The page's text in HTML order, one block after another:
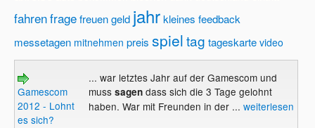
fahrenfragefreuengeld jahrkleines feedback
messetagen mitnehmen preis spieltag tageskarte video
Gamescom
2012 - Lohnt
es sich?
... war letztes Jahr auf der Gamescom und
musssagendass sich die 3 Tage gelohnt
haben. War mit Freunden in der ... weiterlesen